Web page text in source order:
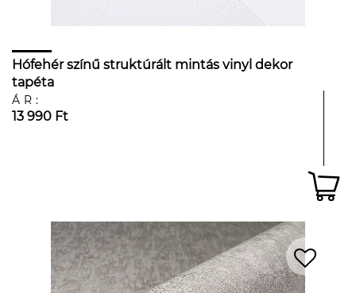
Hófehér színű struktúrált mintás vinyl dekor
tapéta
ÁR:
13 990 Ft